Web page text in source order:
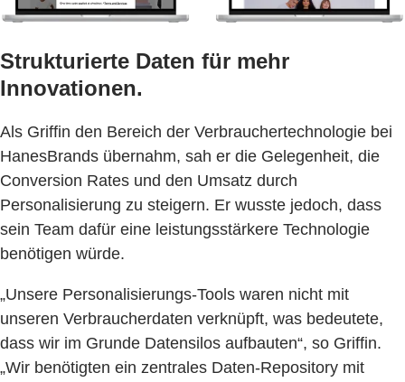
Strukturierte Daten für mehr
Innovationen.
Als Griffin den Bereich der Verbrauchertechnologie bei
HanesBrands übernahm, sah er die Gelegenheit, die
Conversion Rates und den Umsatz durch
Personalisierung zu steigern. Er wusste jedoch, dass
sein Team dafür eine leistungsstärkere Technologie
benötigen würde.
„Unsere Personalisierungs-Tools waren nicht mit
unseren Verbraucherdaten verknüpft, was bedeutete,
dass wir im Grunde Datensilos aufbauten“, so Griffin.
„Wir benötigten ein zentrales Daten-Repository mit